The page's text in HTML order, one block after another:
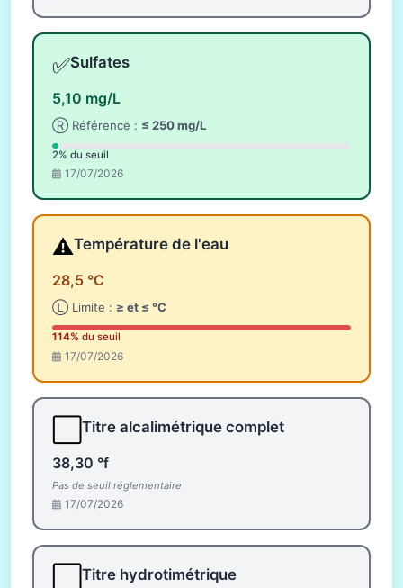
✅Sulfates
5,10 mg/L
Ⓡ Référence : ≤ 250 mg/L
2% du seuil
17/07/2026
⚠️Température de l'eau
28,5 °C
Ⓛ Limite : ≥ et ≤ °C
114% du seuil
17/07/2026
Titre alcalimétrique complet
38,30 °f
Pas de seuil réglementaire
17/07/2026
Titre hydrotimétrique